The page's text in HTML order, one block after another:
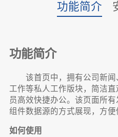
功能简介
功能简介
该首页中，拥有公司新闻
工作等私人工作版块，简洁
员高效快捷办公。该页面所
组件数据源的方式展现，方便
如何使用